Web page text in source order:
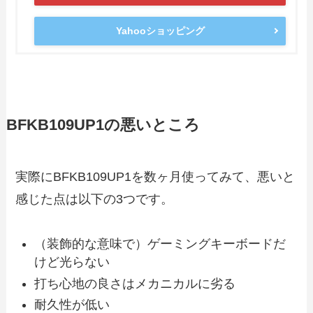
Yahooショッピング
BFKB109UP1の悪いところ
実際にBFKB109UP1を数ヶ月使ってみて、悪いと
感じた点は以下の3つです。
（装飾的な意味で）ゲーミングキーボードだ
けど光らない
打ち心地の良さはメカニカルに劣る
耐久性が低い